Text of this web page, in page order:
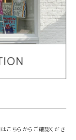
こちらからご確認くださ